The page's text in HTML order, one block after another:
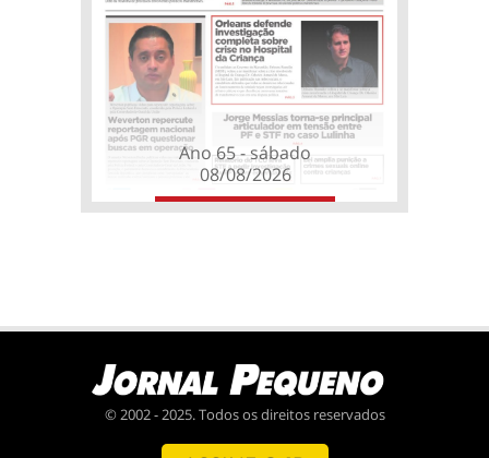
Ano 65 - sábado
08/08/2026
© 2002 - 2025. Todos os direitos reservados